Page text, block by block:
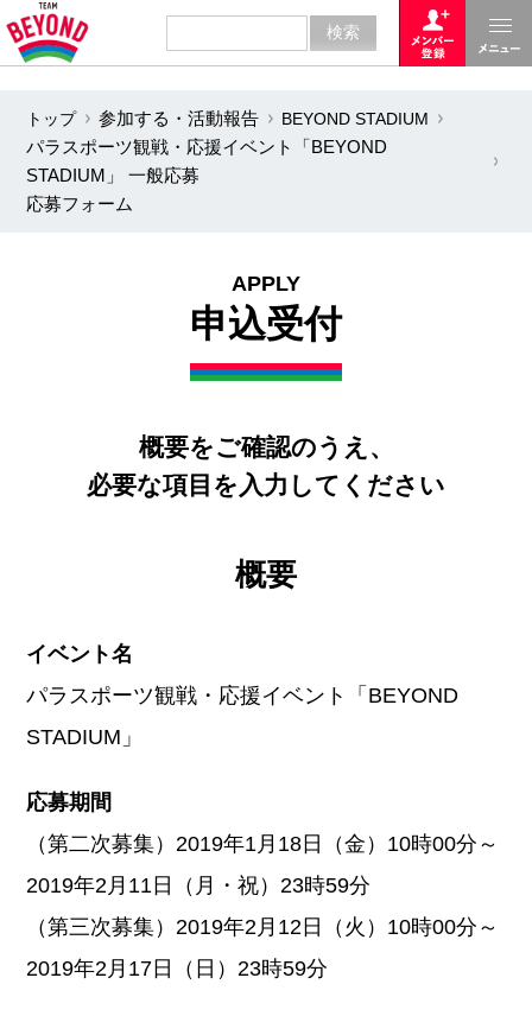
トップ 参加する・活動報告
BEYOND STADIUM
パラスポーツ観戦・応援イベント「BEYOND
STADIUM」 一般応募
応募フォーム
APPLY
申込受付
概要をご確認のうえ、
必要な項目を入力してください
概要
イベント名
パラスポーツ観戦・応援イベント「BEYOND
STADIUM」
応募期間
（第二次募集）2019年1月18日（金）10時00分～
2019年2月11日（月・祝）23時59分
（第三次募集）2019年2月12日（火）10時00分～
2019年2月17日（日）23時59分